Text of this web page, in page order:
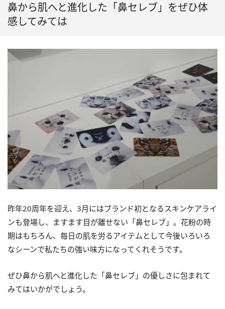
鼻から肌へと進化した「鼻セレブ」をぜひ体
感してみては
昨年20周年を迎え、3月にはブランド初となるスキンケアライ
ンも登場し、ますます目が離せない「鼻セレブ」。花粉の時
期はもちろん、毎日の肌を労るアイテムとして今後いろいろ
なシーンで私たちの強い味方になってくれそうです。
ぜひ鼻から肌へと進化した「鼻セレブ」の優しさに包まれて
みてはいかがでしょう。